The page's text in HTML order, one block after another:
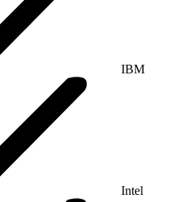
IBM
Intel